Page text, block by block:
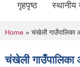
गृहपृष्ठ स्थानीय
You are
Home » चंखेली
चंखेली